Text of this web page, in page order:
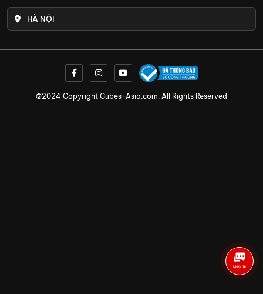
HÀ NỘI
©2024 Copyright Cubes-Asia.com. All Rights Reserved